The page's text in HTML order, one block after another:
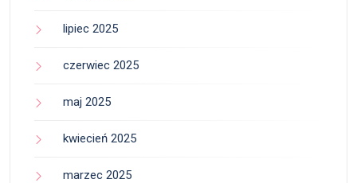
lipiec 2025
czerwiec 2025
maj 2025
kwiecień 2025
marzec 2025